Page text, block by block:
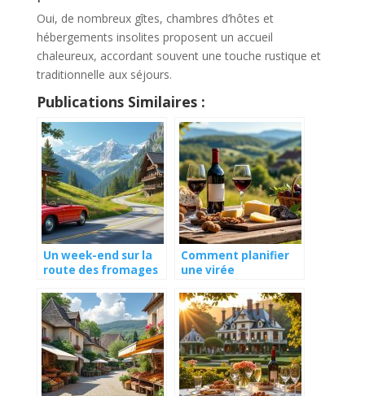
Oui, de nombreux gîtes, chambres d’hôtes et
hébergements insolites proposent un accueil
chaleureux, accordant souvent une touche rustique et
traditionnelle aux séjours.
Publications Similaires :
Un week-end sur la
route des fromages
Comment planifier
une virée
Périgord ?